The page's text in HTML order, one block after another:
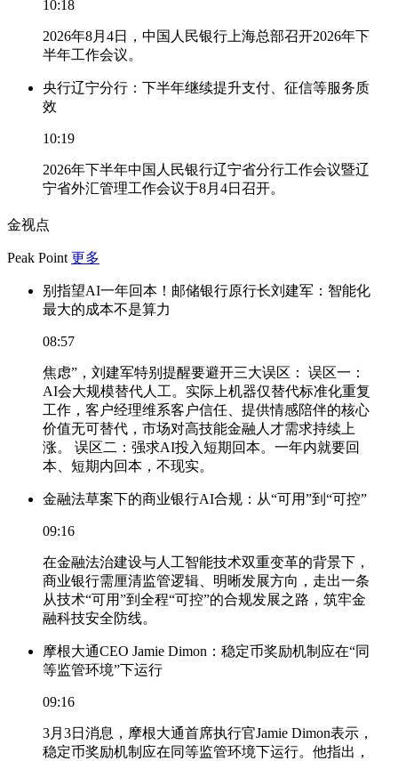
10:18
2026年8月4日，中国人民银行上海总部召开2026年下
半年工作会议。
央行辽宁分行：下半年继续提升支付、征信等服务质
效
10:19
2026年下半年中国人民银行辽宁省分行工作会议暨辽
宁省外汇管理工作会议于8月4日召开。
金视点
Peak Point 更多
别指望AI一年回本！邮储银行原行长刘建军：智能化
最大的成本不是算力
08:57
焦虑”，刘建军特别提醒要避开三大误区： 误区一：
AI会大规模替代人工。实际上机器仅替代标准化重复
工作，客户经理维系客户信任、提供情感陪伴的核心
价值无可替代，市场对高技能金融人才需求持续上
涨。 误区二：强求AI投入短期回本。一年内就要回
本、短期内回本，不现实。
金融法草案下的商业银行AI合规：从“可用”到“可控”
09:16
在金融法治建设与人工智能技术双重变革的背景下，
商业银行需厘清监管逻辑、明晰发展方向，走出一条
从技术“可用”到全程“可控”的合规发展之路，筑牢金
融科技安全防线。
摩根大通CEO Jamie Dimon：稳定币奖励机制应在“同
等监管环境”下运行
09:16
3月3日消息，摩根大通首席执行官Jamie Dimon表示，
稳定币奖励机制应在同等监管环境下运行。他指出，